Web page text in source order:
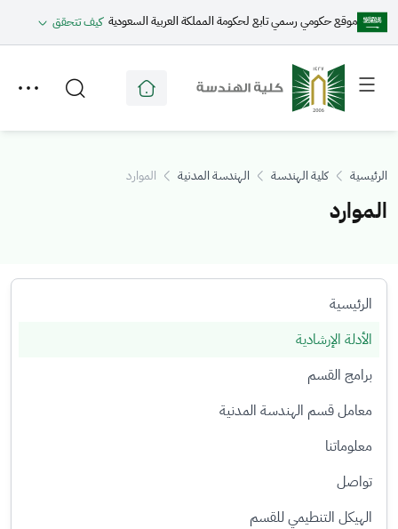
موقع حكومي رسمي تابع لحكومة المملكة العربية السعودية كيف تتحقق
Toggle
menu
Toggle
secondary
menu
الرئيسية كلية الهندسة الهندسة المدنية الموارد
الموارد
الرئيسية
الأدلة الإرشادية
برامج القسم
معامل قسم الهندسة المدنية
معلوماتنا
تواصل
الهيكل التنطيمي للقسم